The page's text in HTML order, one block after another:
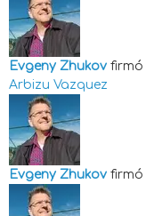
Evgeny Zhukov firmó
Arbizu Vazquez
Evgeny Zhukov firmó